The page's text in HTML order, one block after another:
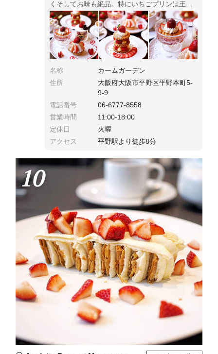
くそしてお味も絶品。特にいちごプリンは王道
クラシカルな硬さと甘さのプリンでぜひ食べて
欲しい。季節毎に行きたくなるカフェです。
名称
カームガーデン
住所
大阪府大阪市平野区平野本町5-
9-9
電話番号
06-6777-8558
営業時間
11:00-18:00
定休日
火曜
アクセス
平野駅より徒歩8分
10